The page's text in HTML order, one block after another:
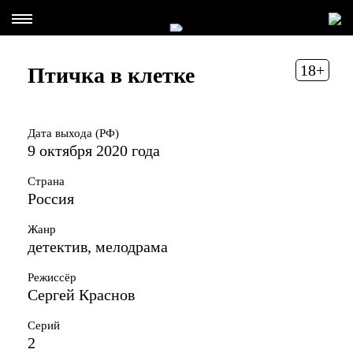
18+
Птичка в клетке
Дата выхода (РФ)
9 октября 2020 года
Страна
Россия
Жанр
детектив, мелодрама
Режиссёр
Сергей Краснов
Серий
2